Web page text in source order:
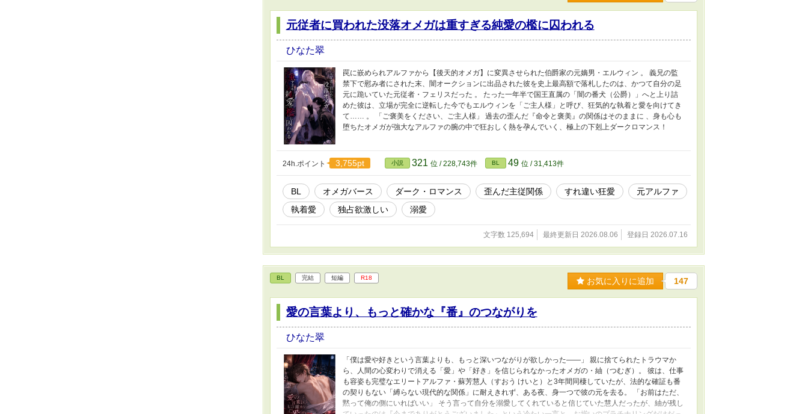
元従者に買われた没落オメガは重すぎる純愛の檻に囚われる
ひなた翠
罠に嵌められアルファから【後天的オメガ】に変異させられた伯爵家の元嫡男・エルウィン 。 義兄の監
禁下で慰み者にされた末、闇オークションに出品された彼を史上最高額で落札したのは、かつて自分の足
元に跪いていた元従者・フェリスだった 。 たった一年半で国王直属の「闇の番犬（公爵）」へと上り詰
めた彼は、立場が完全に逆転した今でもエルウィンを「ご主人様」と呼び、狂気的な執着と愛を向けてき
て…… 。 「ご褒美をください、ご主人様」 過去の歪んだ『命令と褒美』の関係はそのままに 、身も心も
堕ちたオメガが強大なアルファの腕の中で狂おしく熱を孕んでいく、極上の下剋上ダークロマンス！
24h.ポイント 3,755pt 小説 321 位 / 228,743件 BL 49 位 / 31,413件
BL オメガバース ダーク・ロマンス 歪んだ主従関係 すれ違い狂愛
元アルファ
執着愛
独占欲激しい 溺愛
文字数 125,694 最終更新日 2026.08.06 登録日 2026.07.16
BL 完結 短編 R18 お気に入りに追加 147
愛の言葉より、もっと確かな『番』のつながりを
ひなた翠
「僕は愛や好きという言葉よりも、もっと深いつながりが欲しかった――」 親に捨てられたトラウマか
ら、人間の心変わりで消える「愛」や「好き」を信じられなかったオメガの・紬（つむぎ）。 彼は、仕事
も容姿も完璧なエリートアルファ・蘇芳慧人（すおう けいと）と3年間同棲していたが、法的な確証も番
の契りもない「縛らない現代的な関係」に耐えきれず、ある夜、身一つで彼の元を去る。 「お前はただ、
黙って俺の側にいればいい」 そう言って自分を溺愛してくれていると信じていた慧人だったが、紬が残し